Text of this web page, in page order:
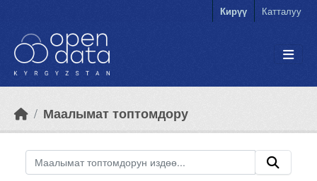
Кирүү Катталуу
Маалымат топтомдору